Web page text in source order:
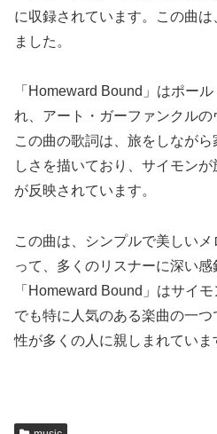
に収録されています。この曲
ました。
「Homeward Bound」はポー
れ、アート・ガーファンクルの
この曲の歌詞は、旅をしなが
しさを描いており、サイモン
が反映されています。
この曲は、シンプルで美しい
って、多くのリスナーに深い感
「Homeward Bound」はサイ
でも特に人気のある楽曲の一
性が多くの人に親しまれていま